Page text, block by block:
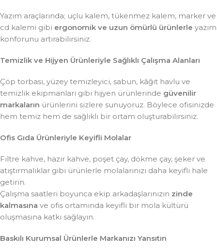
Yazım araçlarında; uçlu kalem, tükenmez kalem, marker ve
cd kalemi gibi ergonomik ve uzun ömürlü ürünlerle yazım
konforunu artırabilirsiniz.
Temizlik ve Hijyen Ürünleriyle Sağlıklı Çalışma Alanları
Çöp torbası, yüzey temizleyici, sabun, kâğıt havlu ve
temizlik ekipmanları gibi hijyen ürünlerinde güvenilir
markaların ürünlerini sizlere sunuyoruz. Böylece ofisinizde
hem temiz hem de sağlıklı bir ortam oluşturabilirsiniz.
Ofis Gıda Ürünleriyle Keyifli Molalar
Filtre kahve, hazır kahve, poşet çay, dökme çay, şeker ve
atıştırmalıklar gibi ürünlerle molalarınızı daha keyifli hale
getirin.
Çalışma saatleri boyunca ekip arkadaşlarınızın zinde
kalmasına ve ofis ortamında keyifli bir mola kültürü
oluşmasına katkı sağlayın.
Baskılı Kurumsal Ürünlerle Markanızı Yansıtın